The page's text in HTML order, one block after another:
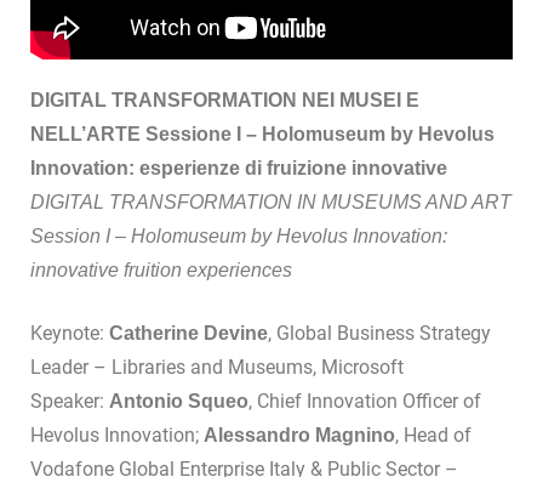
DIGITAL TRANSFORMATION NEI MUSEI E
NELL’ARTE Sessione I – Holomuseum by Hevolus
Innovation: esperienze di fruizione innovative
DIGITAL TRANSFORMATION IN MUSEUMS AND ART
Session I – Holomuseum by Hevolus Innovation:
innovative fruition experiences
Keynote: Catherine Devine, Global Business Strategy
Leader – Libraries and Museums, Microsoft
Speaker: Antonio Squeo, Chief Innovation Officer of
Hevolus Innovation; Alessandro Magnino, Head of
Vodafone Global Enterprise Italy & Public Sector –